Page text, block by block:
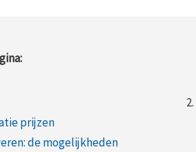
prijzen
de mogelijkheden
2.